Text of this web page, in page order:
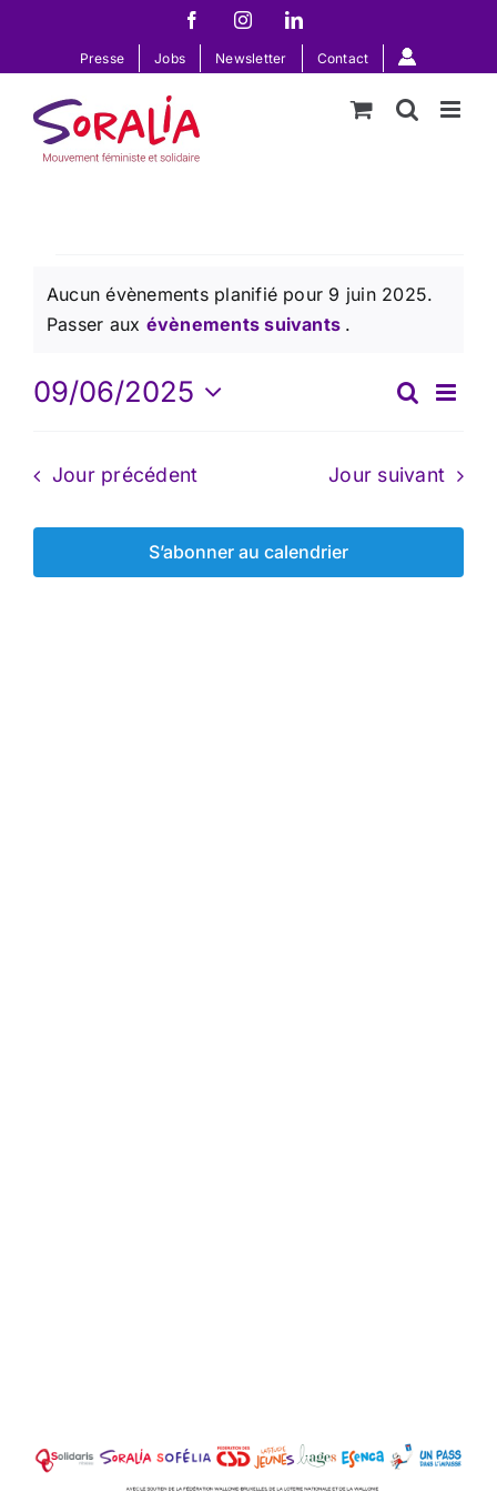
contenu
FacebookInstagramLinkedIn
Presse Jobs Newsletter Contact
Évènements
for
9
juin
Notice
Aucun évènements planifié pour 9 juin 2025.
Passer aux évènements suivants .
Recherche
de
Jour
09/06/2025
date.
Jour précédent Jour suivant
S’abonner au calendrier